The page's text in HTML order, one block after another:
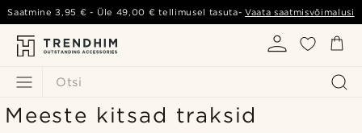
Otsi
Saatmine3,95 € - Üle 49,00 € tellimusel tasuta-Vaata saatmisvõimalusi
Meeste kitsad traksid